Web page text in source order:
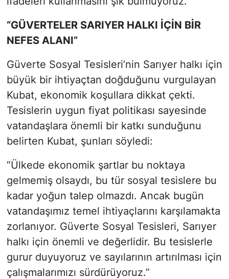
“GÜVERTELER SARIYER HALKI İÇİN BİR
NEFES ALANI”
Güverte Sosyal Tesisleri’nin Sarıyer halkı için
büyük bir ihtiyaçtan doğduğunu vurgulayan
Kubat, ekonomik koşullara dikkat çekti.
Tesislerin uygun fiyat politikası sayesinde
vatandaşlara önemli bir katkı sunduğunu
belirten Kubat, şunları söyledi:
“Ülkede ekonomik şartlar bu noktaya
gelmemiş olsaydı, bu tür sosyal tesislere bu
kadar yoğun talep olmazdı. Ancak bugün
vatandaşımız temel ihtiyaçlarını karşılamakta
zorlanıyor. Güverte Sosyal Tesisleri, Sarıyer
halkı için önemli ve değerlidir. Bu tesislerle
gurur duyuyoruz ve sayılarının artırılması için
çalışmalarımızı sürdürüyoruz.”